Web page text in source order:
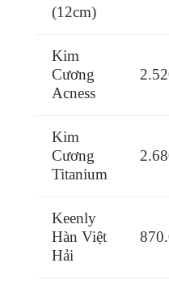
(12cm)
Kim
Cương
Acness
Kim
Cương
Titanium
Keenly
Hàn Việt
Hải